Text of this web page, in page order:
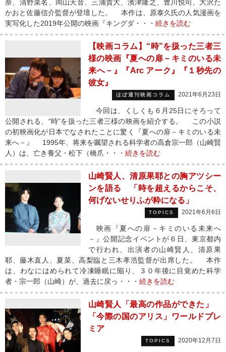
奈、清野菜名、岡山天音、三浦貴大、濱津隆之、豊川悦司、大沢た
かおと佐藤信介監督が登壇した。 本作は、原泰久氏の人気漫画を
実写化した2019年公開の映画『キングダ・・・ 続きを読む
【映画コラム】“時”を扱った三者三
様の映画『夏への扉－キミのいる未
来へ－』『Arc アーク』『１秒先の
彼女』
ほぼ週刊映画コラム 2021年6月23日
今回は、くしくも６月25日にそろって
公開される、“時”を扱った三者三様の映画を紹介する。 この小説
の初映画化が日本でなされたことに驚く『夏への扉－キミのいる未
来へ－』 1995年、将来を嘱望される科学者の高倉宗一郎（山崎賢
人）は、亡き養父・松下（橋爪・・・ 続きを読む
山崎賢人、清原果耶との胸アツシー
ンを語る 「時を超えるからこそ、
何げないせりふが粋になる」
TOPICS 2021年6月6日
映画『夏への扉－キミのいる未来へ
－』公開記念イベントが６日、東京都内
で行われ、出演者の山崎賢人、清原果
耶、藤木直人、夏菜、高梨臨と三木孝浩監督が出席した。 本作
は、わなにはめられて冷凍睡眠に陥り、３０年後に目覚めた科学
者・宗一郎（山崎）が、過去に戻っ・・・ 続きを読む
山崎賢人「最高の作品ができた」
「今際の国のアリス」ワールドプレ
ミア
TOPICS 2020年12月7日